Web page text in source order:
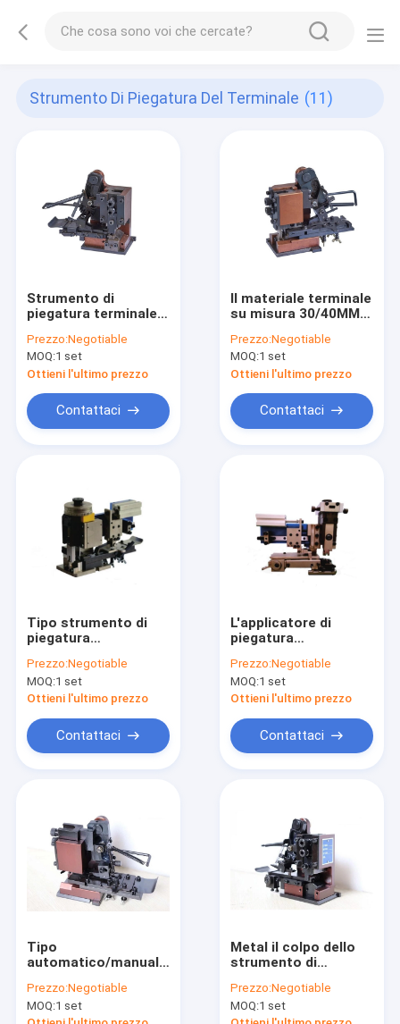
Strumento Di Piegatura Del Terminale (11)
Strumento di
piegatura terminale
4. 5KG della garanzia
OTP da 1 anno
Prezzo:Negotiable
MOQ:1 set
Ottieni l'ultimo prezzo
Contattaci
Il materiale terminale
su misura 30/40MM
piegatura OTP segna
una garanzia da 1
anno
Prezzo:Negotiable
MOQ:1 set
Ottieni l'ultimo prezzo
Contattaci
Tipo strumento di
piegatura
strumento
dell'estremità di
piegatura elettrico di
Prezzo:Negotiable
MOQ:1 set
Ottieni l'ultimo prezzo
Contattaci
L'applicatore di
piegatura
applicatore terminale
30/40MM segna il
tipo laterale
Prezzo:Negotiable
MOQ:1 set
Ottieni l'ultimo prezzo
Contattaci
Tipo
automatico/manuale
dello strumento di
piegatura terminale
Prezzo:Negotiable
MOQ:1 set
Metal il colpo dello
strumento di
connettore di cavo
30/40MM per il
Prezzo:Negotiable
MOQ:1 set